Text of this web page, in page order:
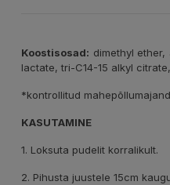
Koostisosad: dimethyl
lactate, tri-C14-15 alkyl
*kontrollitud
KASUTAMINE
1. Loksuta pudelit korralikult.
2. Pihusta juustele 15cm